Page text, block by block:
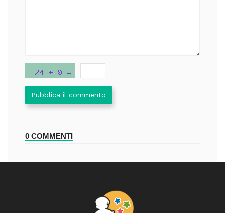
Pubblica il commento
0 COMMENTI